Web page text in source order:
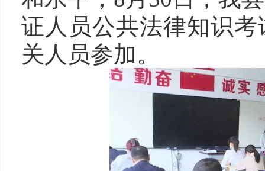
证人员公共法律知识
关人员参加。